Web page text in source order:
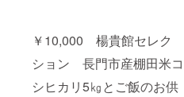
￥10,000 楊貴館セレク
ション 長門市産棚田米コ
シヒカリ5㎏とご飯のお供